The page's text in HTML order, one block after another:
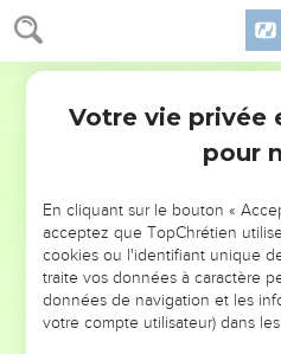
Romains 11
vous avez obtenu son pardon,
que Dieu a compassion de vous.
Ils désobéissent actuellement
l’accès à sa grâce. Cela leur
Car Dieu a emprisonné tous
désobéissance afin de pouvoir
tous.
La grandeur
Votre vie privée
pour
En cliquant sur le bouton «
acceptez que TopChrétien
cookies ou l'identifiant unique
traite vos données à caractère
données de navigation et les
votre compte utilisateur) dans